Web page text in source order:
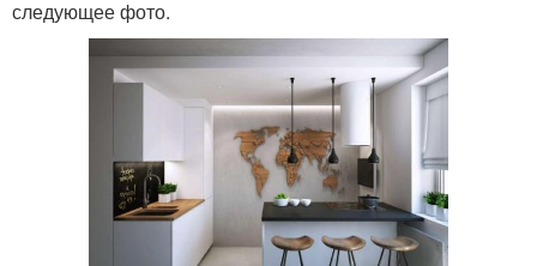
следующее фото.